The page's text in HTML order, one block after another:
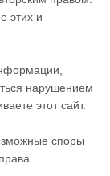
этих и
нарушением
этот сайт.
споры